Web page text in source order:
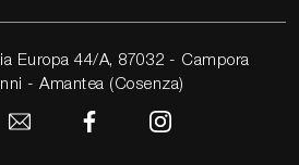
Europa 44/A, 87032 - Campora
- Amantea (Cosenza)